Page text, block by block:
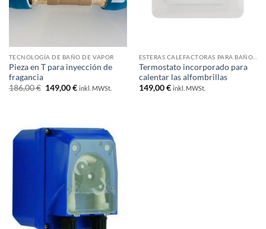
TECNOLOGÍA DE BAÑO DE VAPOR
Pieza en T para inyección de
fragancia
186,00€ El
precio
149,00€Elinkl. MWSt.
Termostato incorporado para
calentar las alfombrillas
149,00€ inkl. MWSt.